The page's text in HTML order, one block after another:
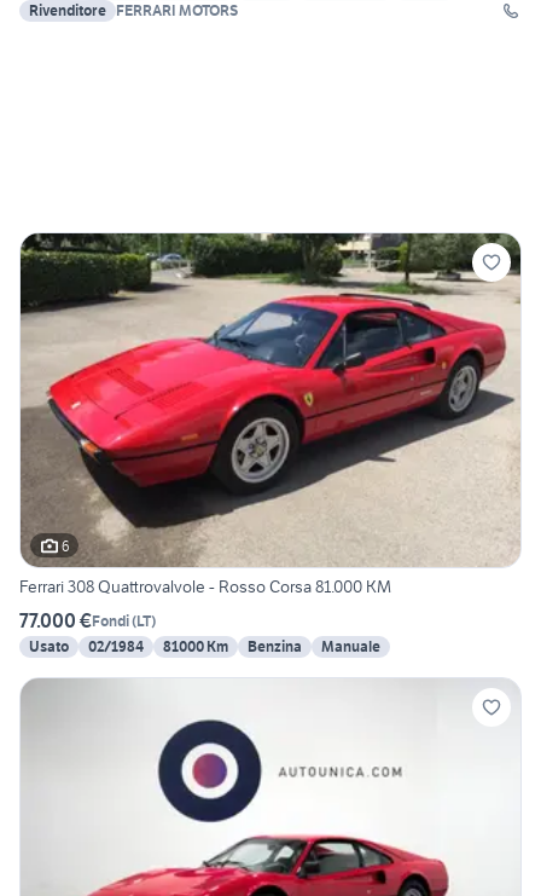
Rivenditore FERRARI MOTORS
6
Ferrari 308 Quattrovalvole - Rosso Corsa 81.000 KM
77.000 €Fondi(LT)
Usato
02/1984 81000 Km Benzina Manuale